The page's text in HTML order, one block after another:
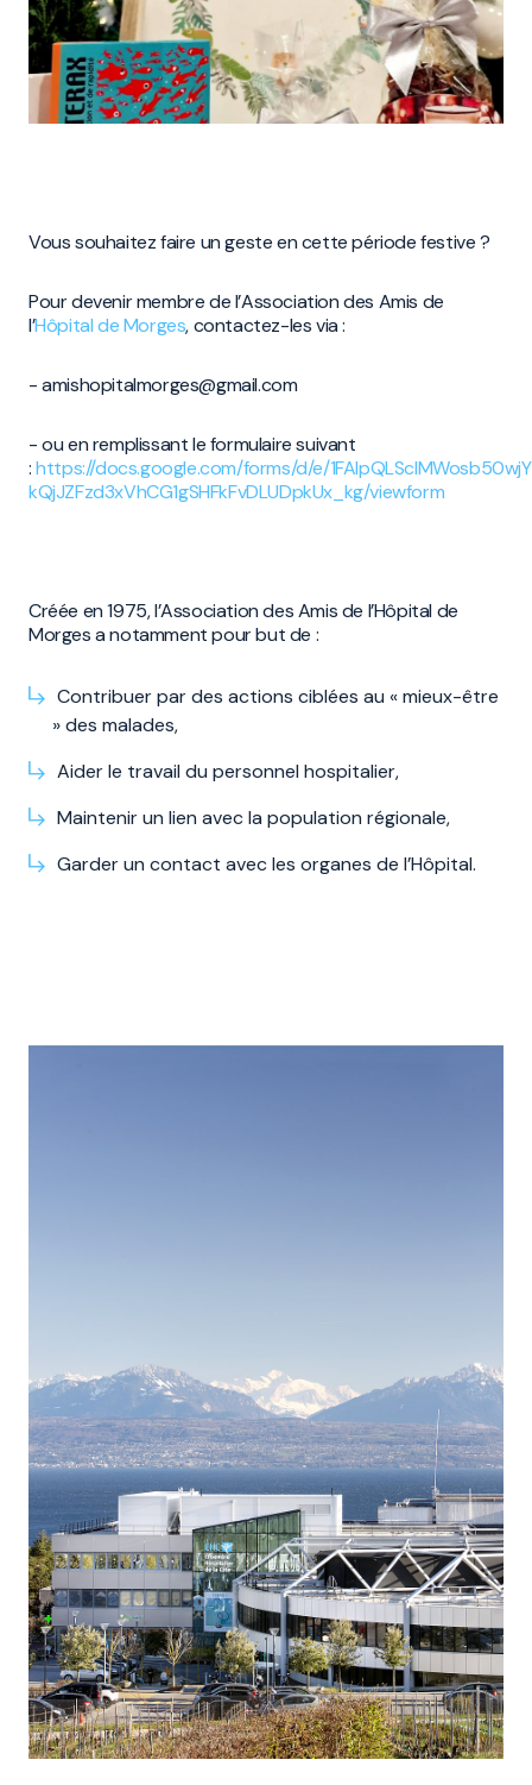
Vous souhaitez faire un geste en cette période festive ?
Pour devenir membre de l’Association des Amis de
l’Hôpital de Morges, contactez-les via :
- amishopitalmorges@gmail.com
- ou en remplissant le formulaire suivant
:https://docs.google.com/forms/d/e/
kQjJZFzd3xVhCG1gSHFkFvDLUDpkUx_kg/viewform
Créée en 1975, l’Association des Amis de l’Hôpital de
Morges a notamment pour but de :
Contribuer par des actions ciblées au « mieux-être
» des malades,
Aider le travail du personnel hospitalier,
Maintenir un lien avec la population régionale,
Garder un contact avec les organes de l’Hôpital.